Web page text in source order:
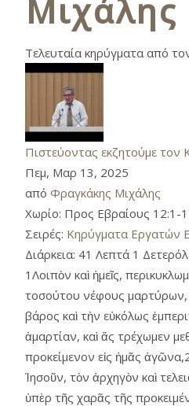
Μιχάλης
Τελευταία κηρύγματα από
Πιστεύοντας εκζητούμε τον
Πεμ, Μαρ 13, 2025
από Φραγκάκης Μιχάλης
Χωρίο: Προς Εβραίους 12:1-
Σειρές: Κηρύγματα Εργατών
Διάρκεια: 41 Λεπτά 1
1Λοιπὸν καὶ ἡμεῖς,
τοσούτου νέφους
βάρος καὶ τὴν εὐκόλως
ἁμαρτίαν, καὶ ἄς τρέχωμεν
προκείμενον εἰς ἡμᾶς
Ἰησοῦν, τὸν ἀρχηγὸν καὶ
ὑπὲρ τῆς χαρᾶς τῆς